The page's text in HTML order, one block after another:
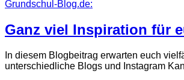
Grundschul-Blog.de:
Ganz viel Inspiration für
In diesem Blogbeitrag erwarten euch
unterschiedliche Blogs und Instagram